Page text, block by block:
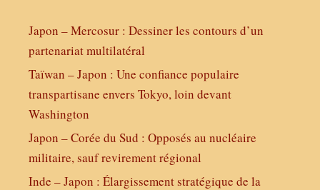
Japon – Mercosur : Dessiner les contours d’un
partenariat multilatéral
Taïwan – Japon : Une confiance populaire
transpartisane envers Tokyo, loin devant
Washington
Japon – Corée du Sud : Opposés au nucléaire
militaire, sauf revirement régional
Inde – Japon : Élargissement stratégique de la